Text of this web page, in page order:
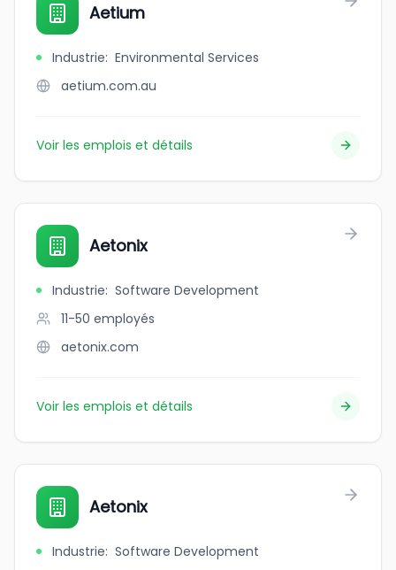
Aetium
Industrie: Environmental Services
aetium.com.au
Voir les emplois et détails
Aetonix
Industrie: Software Development
11-50 employés
aetonix.com
Voir les emplois et détails
Aetonix
Industrie: Software Development